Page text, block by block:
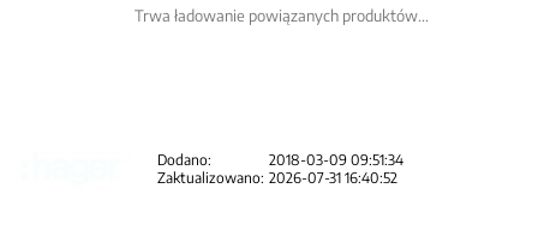
Trwa ładowanie powiązanych produktów...
Dodano:
2018-03-09 09:51:34
Zaktualizowano: 2026-07-31 16:40:52